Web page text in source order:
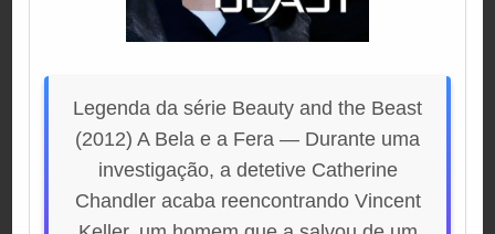
Legenda da série Beauty and the Beast
(2012) A Bela e a Fera — Durante uma
investigação, a detetive Catherine
Chandler acaba reencontrando Vincent